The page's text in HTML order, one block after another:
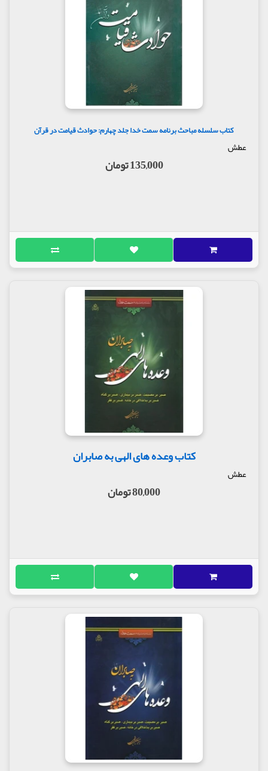
کتاب سلسله مباحث برنامه سمت خدا جلد چهارم: حوادث قیامت در قرآن
عطش
135,000 تومان
کتاب وعده های الهی به صابران
عطش
80,000 تومان